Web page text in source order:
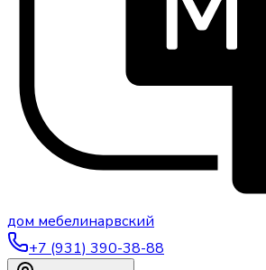
дом мебелинарвский
+7 (931) 390-38-88